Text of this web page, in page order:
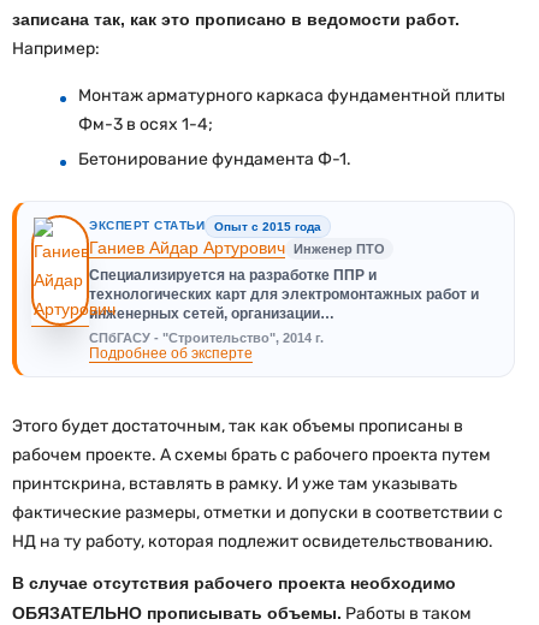
записана так, как это прописано в ведомости работ.
Например:
Монтаж арматурного каркаса фундаментной плиты
Фм-3 в осях 1-4;
Бетонирование фундамента Ф-1.
ЭКСПЕРТ СТАТЬИ Опыт с 2015 года
Ганиев Айдар Артурович Инженер ПТО
Специализируется на разработке ППР и
технологических карт для электромонтажных работ и
инженерных сетей, организации…
СПбГАСУ - "Строительство", 2014 г.
Подробнее об эксперте
Этого будет достаточным, так как объемы прописаны в
рабочем проекте. А схемы брать с рабочего проекта путем
принтскрина, вставлять в рамку. И уже там указывать
фактические размеры, отметки и допуски в соответствии с
НД на ту работу, которая подлежит освидетельствованию.
В случае отсутствия рабочего проекта необходимо
ОБЯЗАТЕЛЬНО прописывать объемы. Работы в таком